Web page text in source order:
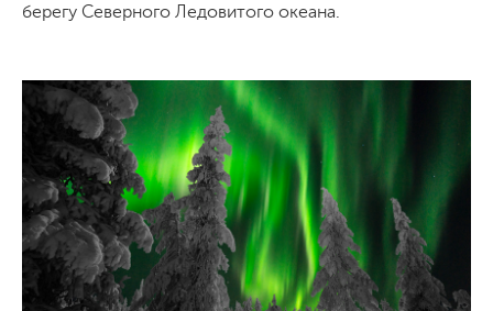
берегу Северного Ледовитого океана.